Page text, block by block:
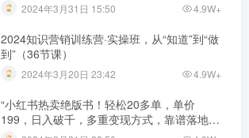
2024年3月31日 15:50 4.9W+
2024知识营销训练营·实操班，从“知道”到“做
到”（36节课）
2024年3月20日 23:42 4.9W+
“小红书热卖绝版书！轻松20多单，单价
199，日入破千，多重变现方式，靠谱落地项
目！”